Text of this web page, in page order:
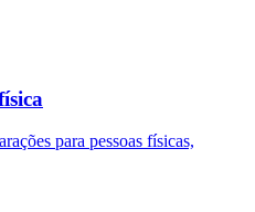
para pessoas físicas,